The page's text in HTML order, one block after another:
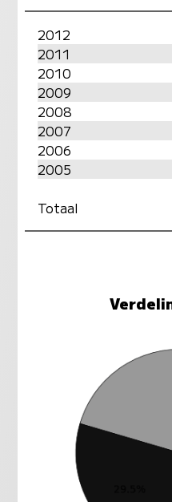
2012
2011
2010
2009
2008
2007
2006
2005
Totaal